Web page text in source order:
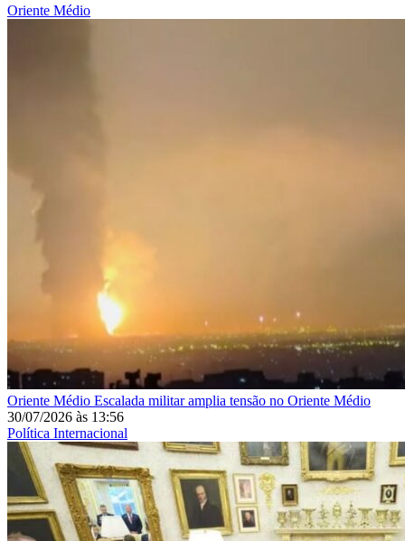
Oriente Médio
Oriente Médio Escalada militar amplia tensão no Oriente Médio
30/07/2026 às 13:56
Política Internacional